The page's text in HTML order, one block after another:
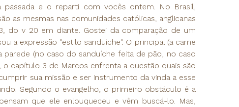
e o reparti com vocês ontem. No Brasil,
as mesmas nas comunidades católicas, anglicanas
do v 20 em diante. Gostei da comparação de um
a expressão "estilo sanduíche". O principal (a carne
(no caso do sanduíche feita de pão, no caso
capítulo 3 de Marcos enfrenta a questão quais são
sua missão e ser instrumento da vinda a esse
Segundo o evangelho, o primeiro obstáculo é a
que ele enlouqueceu e vêm buscá-lo. Mas,